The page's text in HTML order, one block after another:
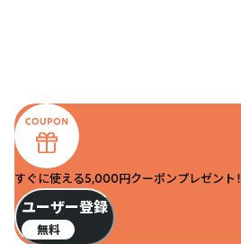
すぐに使える5,000円クーポンプレゼント！
ユーザー登録
無料